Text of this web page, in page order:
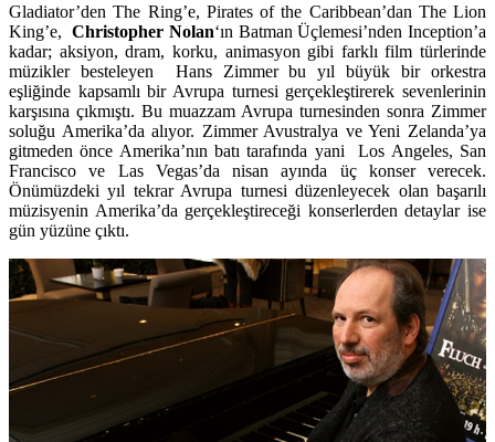
Gladiator’den The Ring’e, Pirates of the Caribbean’dan The Lion
King’e,Christopher Nolan‘ın Batman Üçlemesi’nden Inception’a
kadar; aksiyon, dram, korku, animasyon gibi farklı film türlerinde
müzikler besteleyen Hans Zimmerbu yıl büyük bir orkestra
eşliğinde kapsamlı bir Avrupa turnesi gerçekleştirerek sevenlerinin
karşısına çıkmıştı. Bu muazzam Avrupa turnesinden sonra Zimmer
soluğu Amerika’da alıyor. Zimmer Avustralya ve Yeni Zelanda’ya
gitmeden önce Amerika’nın batı tarafında yani Los Angeles, San
Francisco ve Las Vegas’da nisan ayında üç konser verecek.
Önümüzdeki yıl tekrar Avrupa turnesi düzenleyecek olan başarılı
müzisyenin Amerika’da gerçekleştireceği konserlerden detaylar ise
gün yüzüne çıktı.